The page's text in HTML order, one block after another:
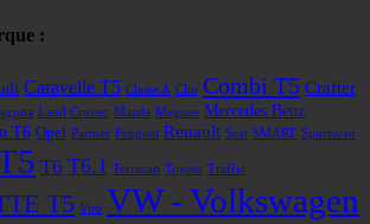
:
Caravelle T5 Classe A Clio Combi T5 Crafter
Land Cruiser Mazda Megane Mercedes Benz
T6 Opel Partner Peugeot Renault Seat SMART Sportsvan
T6 T6.1 Terracan Toyota Traffic
T5 Vito VW - Volkswagen